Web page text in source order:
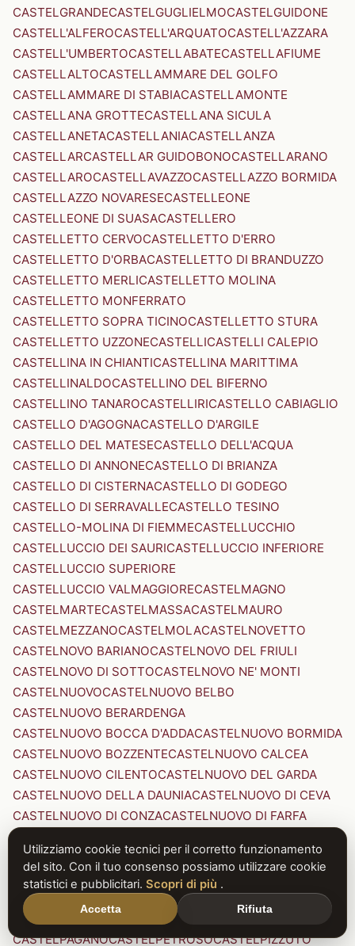
CASTELGRANDECASTELGUGLIELMOCASTELGUIDONE
CASTELL'ALFEROCASTELL'ARQUATOCASTELL'AZZARA
CASTELL'UMBERTOCASTELLABATECASTELLAFIUME
CASTELLALTOCASTELLAMMARE DEL GOLFO
CASTELLAMMARE DI STABIACASTELLAMONTE
CASTELLANA GROTTECASTELLANA SICULA
CASTELLANETACASTELLANIACASTELLANZA
CASTELLARCASTELLAR GUIDOBONOCASTELLARANO
CASTELLAROCASTELLAVAZZOCASTELLAZZO BORMIDA
CASTELLAZZO NOVARESECASTELLEONE
CASTELLEONE DI SUASACASTELLERO
CASTELLETTO CERVOCASTELLETTO D'ERRO
CASTELLETTO D'ORBACASTELLETTO DI BRANDUZZO
CASTELLETTO MERLICASTELLETTO MOLINA
CASTELLETTO MONFERRATO
CASTELLETTO SOPRA TICINOCASTELLETTO STURA
CASTELLETTO UZZONECASTELLICASTELLI CALEPIO
CASTELLINA IN CHIANTICASTELLINA MARITTIMA
CASTELLINALDOCASTELLINO DEL BIFERNO
CASTELLINO TANAROCASTELLIRICASTELLO CABIAGLIO
CASTELLO D'AGOGNACASTELLO D'ARGILE
CASTELLO DEL MATESECASTELLO DELL'ACQUA
CASTELLO DI ANNONECASTELLO DI BRIANZA
CASTELLO DI CISTERNACASTELLO DI GODEGO
CASTELLO DI SERRAVALLECASTELLO TESINO
CASTELLO-MOLINA DI FIEMMECASTELLUCCHIO
CASTELLUCCIO DEI SAURICASTELLUCCIO INFERIORE
CASTELLUCCIO SUPERIORE
CASTELLUCCIO VALMAGGIORECASTELMAGNO
CASTELMARTECASTELMASSACASTELMAURO
CASTELMEZZANOCASTELMOLACASTELNOVETTO
CASTELNOVO BARIANOCASTELNOVO DEL FRIULI
CASTELNOVO DI SOTTOCASTELNOVO NE' MONTI
CASTELNUOVOCASTELNUOVO BELBO
CASTELNUOVO BERARDENGA
CASTELNUOVO BOCCA D'ADDACASTELNUOVO BORMIDA
CASTELNUOVO BOZZENTECASTELNUOVO CALCEA
CASTELNUOVO CILENTOCASTELNUOVO DEL GARDA
CASTELNUOVO DELLA DAUNIACASTELNUOVO DI CEVA
CASTELNUOVO DI CONZACASTELNUOVO DI FARFA
CASTELNUOVO DI PORTO CASTELNUOVO DON BOSCO
CASTELNUOVO MAGRACASTELNUOVO NIGRA
CASTELNUOVO PARANOCASTELNUOVO RANGONE
CASTELNUOVO SCRIVIA
CASTELNUOVO VAL DI CECINA
CASTELPAGANOCASTELPETROSOCASTELPIZZUTO
Utilizziamo cookie tecnici per il corretto funzionamento
del sito. Con il tuo consenso possiamo utilizzare cookie
statistici e pubblicitari. Scopri di più .
Accetta Rifiuta